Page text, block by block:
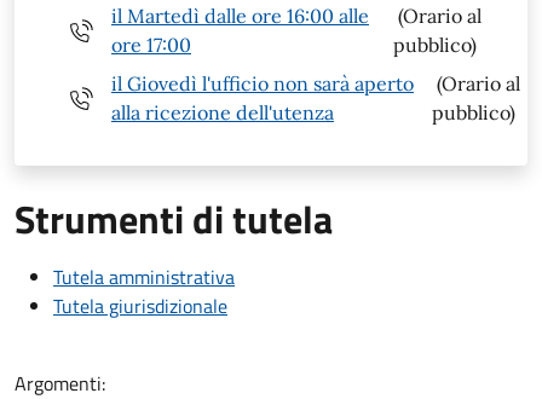
il Martedì dalle ore 16:00 alle
ore 17:00
(Orario al
pubblico)
il Giovedì l'ufficio non sarà aperto
alla ricezione dell'utenza
(Orario al
pubblico)
Strumenti di tutela
Tutela amministrativa
Tutela giurisdizionale
Argomenti: